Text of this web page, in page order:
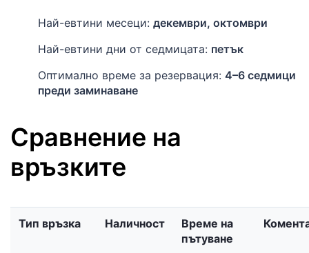
Най-евтини месеци: декември, октомври
Най-евтини дни от седмицата: петък
Оптимално време за резервация: 4–6 седмици
преди заминаване
Сравнение на
връзките
Тип връзка Наличност
Време на
пътуване